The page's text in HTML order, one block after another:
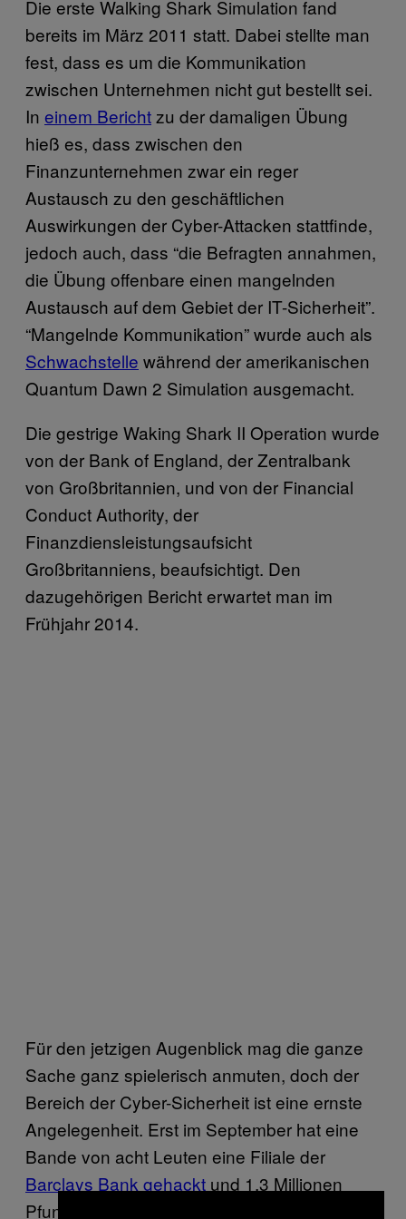
Die erste Walking Shark Simulation fand
bereits im März 2011 statt. Dabei stellte man
fest, dass es um die Kommunikation
zwischen Unternehmen nicht gut bestellt sei.
In einem Berichtzu der damaligen Übung
hieß es, dass zwischen den
Finanzunternehmen zwar ein reger
Austausch zu den geschäftlichen
Auswirkungen der Cyber-Attacken stattfinde,
jedoch auch, dass “die Befragten annahmen,
die Übung offenbare einen mangelnden
Austausch auf dem Gebiet der IT-Sicherheit”.
“Mangelnde Kommunikation” wurde auch als
Schwachstelle während der amerikanischen
Quantum Dawn 2 Simulation ausgemacht.
Die gestrige Waking Shark II Operation wurde
von der Bank of England, der Zentralbank
von Großbritannien, und von der Financial
Conduct Authority, der
Finanzdiensleistungsaufsicht
Großbritanniens, beaufsichtigt. Den
dazugehörigen Bericht erwartet man im
Frühjahr 2014.
Für den jetzigen Augenblick mag die ganze
Sache ganz spielerisch anmuten, doch der
Bereich der Cyber-Sicherheit ist eine ernste
Angelegenheit. Erst im September hat eine
Bande von acht Leuten eine Filiale der
Barclays Bank gehackt und 1,3 Millionen
Pfund erbeutet, bevor sie kurz darauf